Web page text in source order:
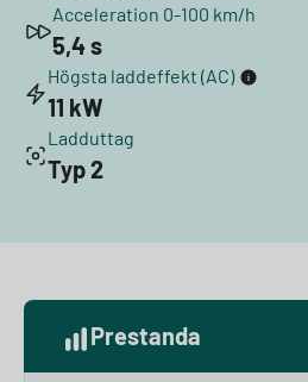
Acceleration 0-100 km/h
5,4 s
Högsta laddeffekt (AC)
11 kW
Ladduttag
Typ 2
Prestanda